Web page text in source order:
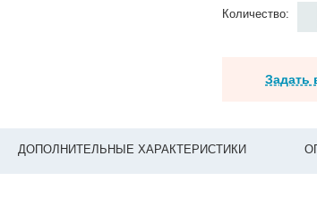
Количество:
Задать
ДОПОЛНИТЕЛЬНЫЕ ХАРАКТЕРИСТИКИ